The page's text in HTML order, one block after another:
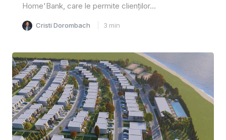
Home'Bank, care le permite clienților...
Cristi Dorombach 3 min